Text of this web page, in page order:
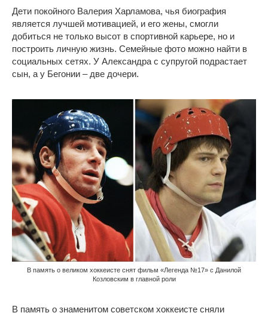
Дети покойного Валерия Харламова, чья биография
является лучшей мотивацией, и его жены, смогли
добиться не только высот в спортивной карьере, но и
построить личную жизнь. Семейные фото можно найти в
социальных сетях. У Александра с супругой подрастает
сын, а у Бегонии – две дочери.
В память о великом хоккеисте снят фильм «Легенда №17» с Данилой
Козловским в главной роли
В память о знаменитом советском хоккеисте сняли